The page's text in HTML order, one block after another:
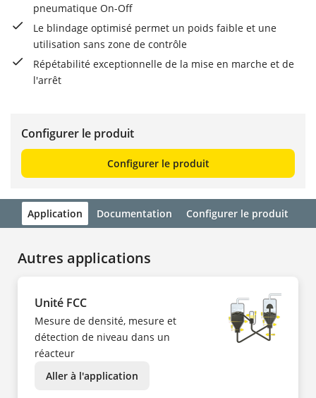
pneumatique On-Off
Le blindage optimisé permet un poids faible et une
utilisation sans zone de contrôle
Répétabilité exceptionnelle de la mise en marche et de
l'arrêt
Configurer le produit
Configurer le produit
Application Documentation Configurer le produit
Autres applications
Unité FCC
Mesure de densité, mesure et
détection de niveau dans un
réacteur
Aller à l'application